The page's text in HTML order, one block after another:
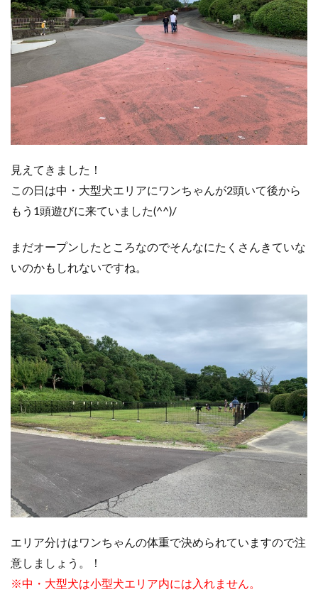
見えてきました！
この日は中・大型犬エリアにワンちゃんが2頭いて後から
もう1頭遊びに来ていました(^^)/
まだオープンしたところなのでそんなにたくさんきていな
いのかもしれないですね。
エリア分けはワンちゃんの体重で決められていますので注
意しましょう。！
※中・大型犬は小型犬エリア内には入れません。